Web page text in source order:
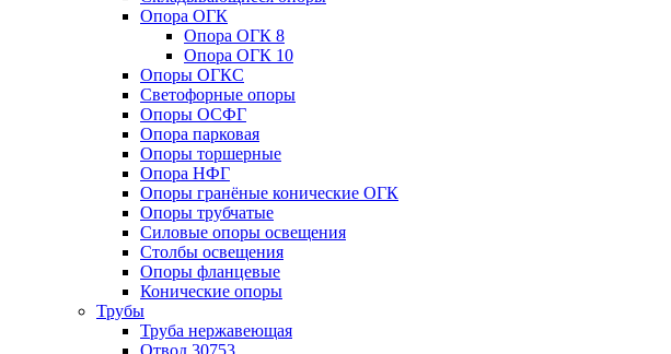
Опора ОГК
Опора ОГК 8
Опора ОГК 10
Опоры ОГКС
Светофорные опоры
Опоры ОСФГ
Опора парковая
Опоры торшерные
Опора НФГ
Опоры гранёные конические ОГК
Опоры трубчатые
Силовые опоры освещения
Столбы освещения
Опоры фланцевые
Конические опоры
Трубы
Труба нержавеющая
Отвод 30753